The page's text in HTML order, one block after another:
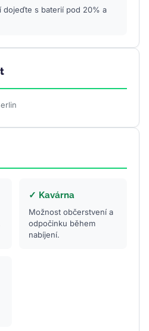
dojeďte s baterií pod 20% a
✓ Kavárna
Možnost občerstvení a
odpočinku během
nabíjení.